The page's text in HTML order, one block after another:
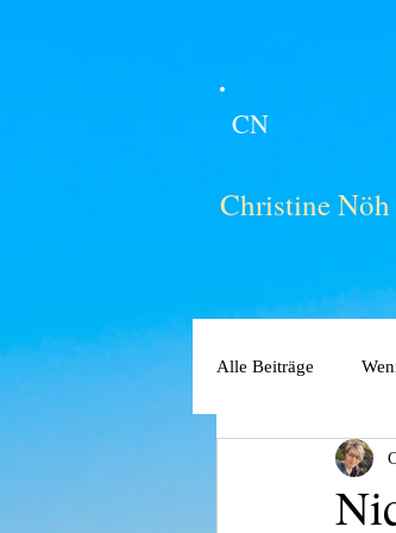
CN
Christine Nöh
Alle Beiträge